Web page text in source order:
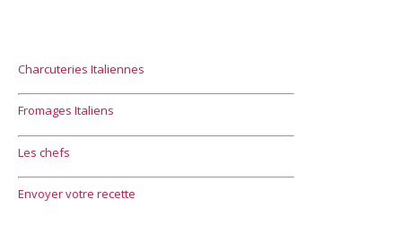
Charcuteries Italiennes
Fromages Italiens
Les chefs
Envoyer votre recette